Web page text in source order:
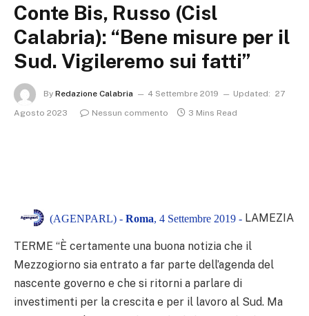
Conte Bis, Russo (Cisl
Calabria): “Bene misure per il
Sud. Vigileremo sui fatti”
By Redazione Calabria 4 Settembre 2019 Updated: 27
Agosto 2023
Nessun commento 3 Mins Read
(AGENPARL) - Roma, 4 Settembre 2019 - LAMEZIA
TERME “È certamente una buona notizia che il
Mezzogiorno sia entrato a far parte dell’agenda del
nascente governo e che si ritorni a parlare di
investimenti per la crescita e per il lavoro al Sud. Ma